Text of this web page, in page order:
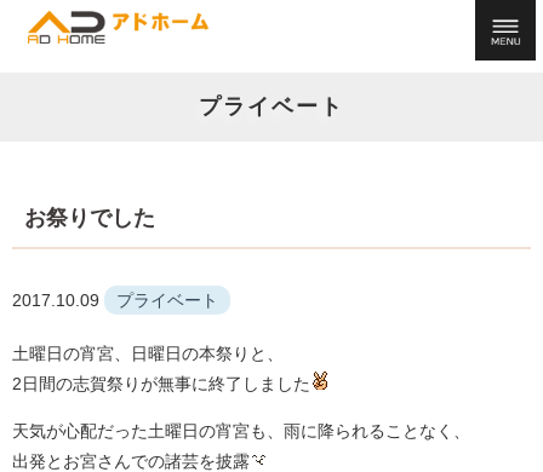
プライベート
お祭りでした
2017.10.09 プライベート
土曜日の宵宮、日曜日の本祭りと、
2日間の志賀祭りが無事に終了しました
天気が心配だった土曜日の宵宮も、雨に降られることなく、
出発とお宮さんでの諸芸を披露